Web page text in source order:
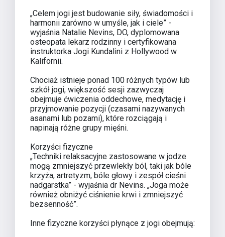
„Celem jogi jest budowanie siły, świadomości i
harmonii zarówno w umyśle, jak i ciele” -
wyjaśnia Natalie Nevins, DO, dyplomowana
osteopata lekarz rodzinny i certyfikowana
instruktorka Jogi Kundalini z Hollywood w
Kalifornii.
Chociaż istnieje ponad 100 różnych typów lub
szkół jogi, większość sesji zazwyczaj
obejmuje ćwiczenia oddechowe, medytację i
przyjmowanie pozycji (czasami nazywanych
asanami lub pozami), które rozciągają i
napinają różne grupy mięśni.
Korzyści fizyczne
„Techniki relaksacyjne zastosowane w jodze
mogą zmniejszyć przewlekły ból, taki jak bóle
krzyża, artretyzm, bóle głowy i zespół cieśni
nadgarstka” - wyjaśnia dr Nevins. „Joga może
również obniżyć ciśnienie krwi i zmniejszyć
bezsenność”.
Inne fizyczne korzyści płynące z jogi obejmują: